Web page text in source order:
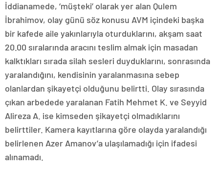
İddianamede, ‘müşteki’ olarak yer alan Qulem
İbrahimov, olay günü söz konusu AVM içindeki başka
bir kafede aile yakınlarıyla oturduklarını, akşam saat
20.00 sıralarında aracını teslim almak için masadan
kalktıkları sırada silah sesleri duyduklarını, sonrasında
yaralandığını, kendisinin yaralanmasına sebep
olanlardan şikayetçi olduğunu belirtti. Olay sırasında
çıkan arbedede yaralanan Fatih Mehmet K. ve Seyyid
Alireza A. ise kimseden şikayetçi olmadıklarını
belirttiler. Kamera kayıtlarına göre olayda yaralandığı
belirlenen Azer Amanov’a ulaşılamadığı için ifadesi
alınamadı.